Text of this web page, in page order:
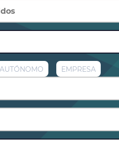
AUTÓNOMO EMPRESA